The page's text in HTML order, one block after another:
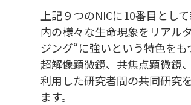
上記９つのNICに10番目とし
内の様々な生命現象をリアル
ジング“に強いという特色を
超解像顕微鏡、共焦点顕微鏡
利用した研究者間の共同研究
ます。